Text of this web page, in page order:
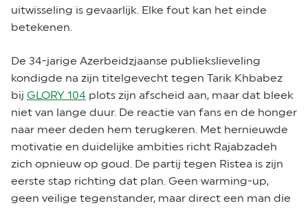
uitwisseling is gevaarlijk. Elke fout kan het einde
betekenen.
De 34-jarige Azerbeidzjaanse publiekslieveling
kondigde na zijn titelgevecht tegen Tarik Khbabez
bij GLORY 104 plots zijn afscheid aan, maar dat bleek
niet van lange duur. De reactie van fans en de honger
naar meer deden hem terugkeren. Met hernieuwde
motivatie en duidelijke ambities richt Rajabzadeh
zich opnieuw op goud. De partij tegen Ristea is zijn
eerste stap richting dat plan. Geen warming-up,
geen veilige tegenstander, maar direct een man die